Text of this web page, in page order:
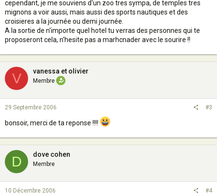
cependant, je me souviens d'un zoo tres sympa, de temples tres
mignons a voir aussi, mais aussi des sports nautiques et des
croisieres a la journée ou demi journée.
A la sortie de n'importe quel hotel tu verras des personnes qui te
proposeront cela, n'hesite pas a marhcnader avec le sourire !!
V vanessa et olivier
Membre
29 Septembre 2006 #3
bonsoir, merci de ta reponse !!!!
D dove cohen
Membre
10 Décembre 2006 #4